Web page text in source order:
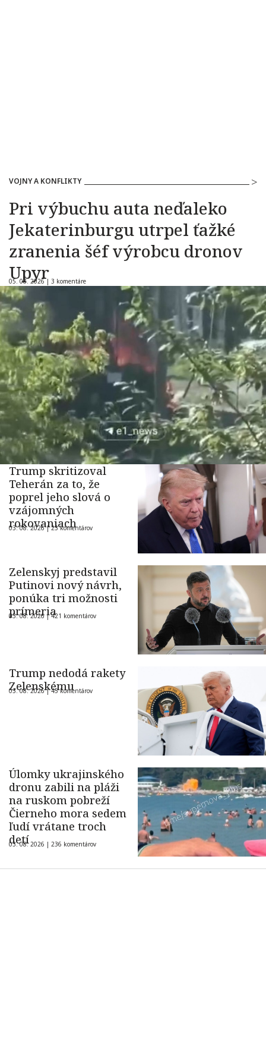
VOJNY A KONFLIKTY
Pri výbuchu auta neďaleko
Jekaterinburgu utrpel ťažké
zranenia šéf výrobcu dronov
Upyr
05. 08. 2026 | 3 komentáre
Trump skritizoval
Teherán za to, že
poprel jeho slová o
vzájomných
rokovaniach
03. 08. 2026 |23 komentárov
Zelenskyj predstavil
Putinovi nový návrh,
ponúka tri možnosti
prímeria
03. 08. 2026 |421 komentárov
Trump nedodá rakety
Zelenskému
03. 08. 2026 |45 komentárov
Úlomky ukrajinského
dronu zabili na pláži
na ruskom pobreží
Čierneho mora sedem
ľudí vrátane troch
detí
03. 08. 2026 | 236 komentárov